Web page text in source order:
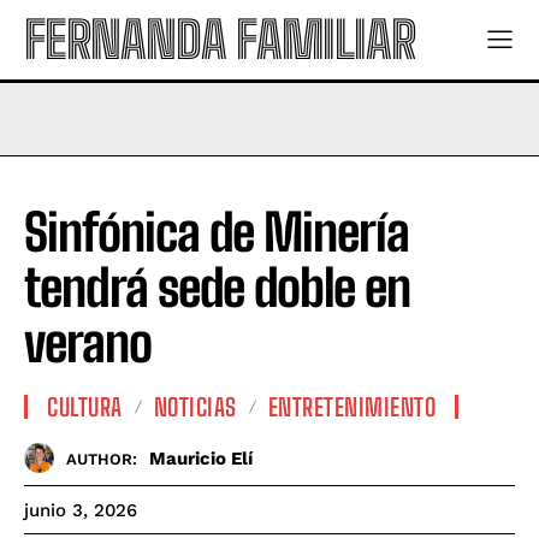
FERNANDA FAMILIAR
Sinfónica de Minería
tendrá sede doble en
verano
CULTURA NOTICIAS ENTRETENIMIENTO
AUTHOR: Mauricio Elí
junio 3, 2026